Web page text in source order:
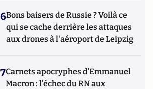
6Bons baisers de Russie ? Voilà ce
qui se cache derrière les attaques
aux drones à l'aéroport de Leipzig
7Carnets apocryphes d’Emmanuel
Macron : l’échec du RN aux